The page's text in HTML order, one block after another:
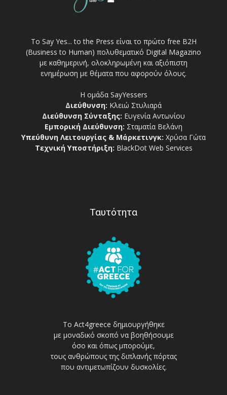
Το Say Yes... to the Press είναι το πρώτο free Β2Η
(Business to Human) πολυθεματικό Digital Magazino
με καθημερινή, ολοκληρωμένη και αξιόπιστη
ενημέρωση με θέματα που αφορούν όλους.
Η ομάδα SayYessers
Διεύθυνση: Κλειώ Στυλιαρά
Διεύθυνση Σύνταξης: Ευγενία Αντωνίου
Εμπορική Διεύθυνση: Σταματία Βελάνη
Υπεύθυνη Λειτουργίας & Μάρκετινγκ: Χρύσα Γώτα
Τεχνική Υποστήριξη: BlackDot Web Services
Ταυτότητα
Το Act4greece δημιουργήθηκε
με μοναδικό σκοπό να βοηθήσουμε
όσο και όπως μπορούμε,
τους ανθρώπους της διπλανής πόρτας
που αντιμετωπίζουν δυσκολίες.